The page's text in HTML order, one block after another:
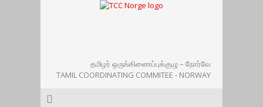
தமிழர் ஒருங்கிணைப்புக்குழு – நோர்வே
TAMIL COORDINATING COMMITEE - NORWAY